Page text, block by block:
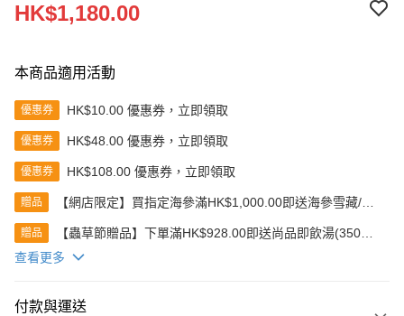
HK$1,180.00
本商品適用活動
優惠券 HK$10.00 優惠券，立即領取
優惠券 HK$48.00 優惠券，立即領取
優惠券 HK$108.00 優惠券，立即領取
贈品
【網店限定】買指定海參滿HK$1,000.00即送海參雪藏/浸
贈品
【蟲草節贈品】下單滿HK$928.00即送尚品即飲湯(350克)
(款式隨機發送)
查看更多
付款與運送